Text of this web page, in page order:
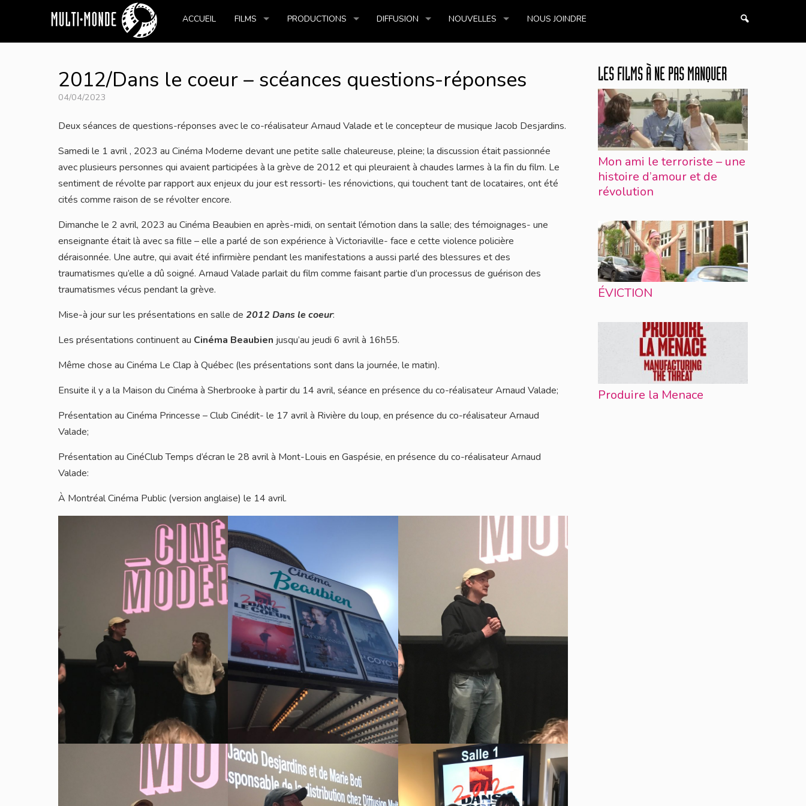
ACCUEIL FILMS PRODUCTIONS DIFFUSION NOUVELLES NOUS JOINDRE
2012/Dans le coeur – scéances questions-réponses
04/04/2023
Deux séances de questions-réponses avec le co-réalisateur Arnaud Valade et le concepteur de musique Jacob Desjardins.
Samedi le 1 avril , 2023 au Cinéma Moderne devant une petite salle chaleureuse, pleine; la discussion était passionnée
avec plusieurs personnes qui avaient participées à la grève de 2012 et qui pleuraient à chaudes larmes à la fin du film. Le
sentiment de révolte par rapport aux enjeux du jour est ressorti- les rénovictions, qui touchent tant de locataires, ont été
cités comme raison de se révolter encore.
Dimanche le 2 avril, 2023 au Cinéma Beaubien en après-midi, on sentait l’émotion dans la salle; des témoignages- une
enseignante était là avec sa fille – elle a parlé de son expérience à Victoriaville- face e cette violence policière
déraisonnée. Une autre, qui avait été infirmière pendant les manifestations a aussi parlé des blessures et des
traumatismes qu’elle a dû soigné. Arnaud Valade parlait du film comme faisant partie d’un processus de guérison des
traumatismes vécus pendant la grève.
Mise-à jour sur les présentations en salle de 2012 Dans le coeur:
Les présentations continuent au Cinéma Beaubien jusqu’au jeudi 6 avril à 16h55.
Même chose au Cinéma Le Clap à Québec (les présentations sont dans la journée, le matin).
Ensuite il y a la Maison du Cinéma à Sherbrooke à partir du 14 avril, séance en présence du co-réalisateur Arnaud Valade;
Présentation au Cinéma Princesse – Club Cinédit- le 17 avril à Rivière du loup, en présence du co-réalisateur Arnaud
Valade;
Présentation au CinéClub Temps d’écran le 28 avril à Mont-Louis en Gaspésie, en présence du co-réalisateur Arnaud
Valade:
À Montréal Cinéma Public (version anglaise) le 14 avril.
LES FILMS À NE PAS MANQUER
Mon ami le terroriste – une
histoire d’amour et de
révolution
ÉVICTION
Produire la Menace